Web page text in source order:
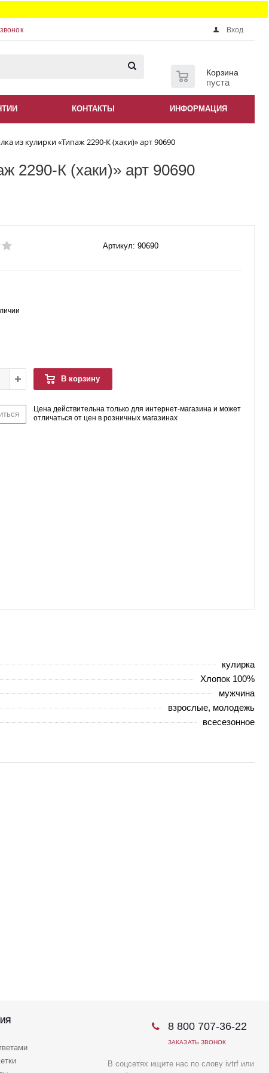
Вход
Корзина
пуста
КОНТАКТЫ ИНФОРМАЦИЯ
из кулирки «Типаж 2290-К (хаки)» арт 90690
2290-К (хаки)» арт 90690
Артикул: 90690
В корзину
Цена действительна только для интернет-магазина и может
отличаться от цен в розничных магазинах
кулирка
Хлопок 100%
мужчина
взрослые, молодежь
всесезонное
8 800 707-36-22
ЗАКАЗАТЬ ЗВОНОК
В соцсетях ищите нас по слову ivtrf или